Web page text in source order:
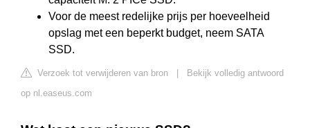
Voor de meest redelijke prijs per hoeveelheid
opslag met een beperkt budget, neem SATA
SSD.
Verzoek tot verwijderen van bron
Bekijk volledig antwoord
op nl.easeus.com